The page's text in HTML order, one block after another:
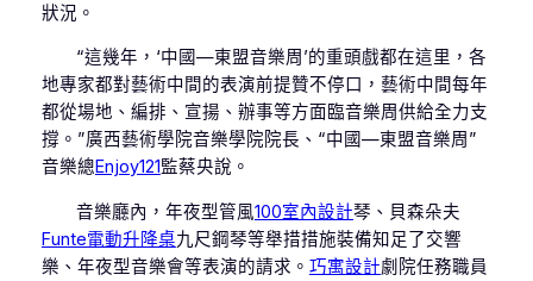
狀況。
“這幾年，‘中國—東盟音樂周’的重頭戲都在這里，各
地專家都對藝術中間的表演前提贊不停口，藝術中間每年
都從場地、編排、宣揚、辦事等方面臨音樂周供給全力支
撐。”廣西藝術學院音樂學院院長、“中國—東盟音樂周”
音樂總Enjoy121監蔡央說。
音樂廳內，年夜型管風100室內設計琴、貝森朵夫
Funte電動升降桌九尺鋼琴等舉措措施裝備知足了交響
樂、年夜型音樂會等表演的請求。 巧寓設計劇院任務職員